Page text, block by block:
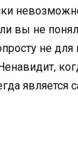
вы не
не для
является